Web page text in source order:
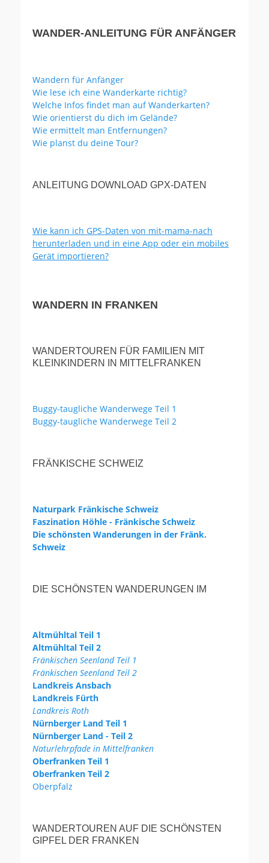
WANDER-ANLEITUNG FÜR ANFÄNGER
Wandern für Anfänger
Wie lese ich eine Wanderkarte richtig?
Welche Infos findet man auf Wanderkarten?
Wie orientierst du dich im Gelände?
Wie ermittelt man Entfernungen?
Wie planst du deine Tour?
ANLEITUNG DOWNLOAD GPX-DATEN
Wie kann ich GPS-Daten von mit-mama-nach
herunterladen und in eine App oder ein mobiles
Gerät importieren?
WANDERN IN FRANKEN
WANDERTOUREN FÜR FAMILIEN MIT
KLEINKINDERN IN MITTELFRANKEN
Buggy-taugliche Wanderwege Teil 1
Buggy-taugliche Wanderwege Teil 2
FRÄNKISCHE SCHWEIZ
Naturpark Fränkische Schweiz
Faszination Höhle - Fränkische Schweiz
Die schönsten Wanderungen in der Fränk.
Schweiz
DIE SCHÖNSTEN WANDERUNGEN IM
Altmühltal Teil 1
Altmühltal Teil 2
Fränkischen Seenland Teil 1
Fränkischen Seenland Teil 2
Landkreis Ansbach
Landkreis Fürth
Landkreis Roth
Nürnberger Land Teil 1
Nürnberger Land - Teil 2
Naturlehrpfade in Mittelfranken
Oberfranken Teil 1
Oberfranken Teil 2
Oberpfalz
WANDERTOUREN AUF DIE SCHÖNSTEN
GIPFEL DER FRANKEN